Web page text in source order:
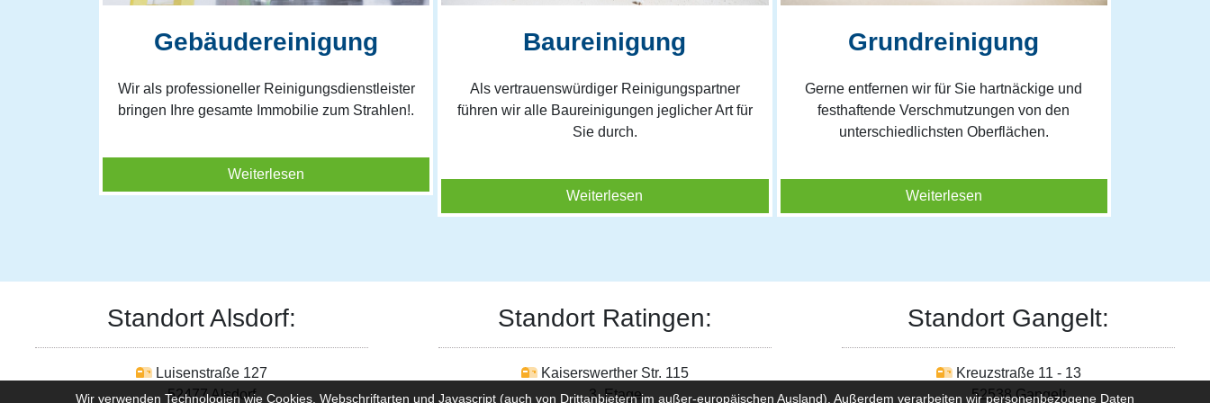
Gebäudereinigung
Wir als professioneller Reinigungsdienstleister
bringen Ihre gesamte Immobilie zum Strahlen!.
Weiterlesen
Baureinigung
Als vertrauenswürdiger Reinigungspartner
führen wir alle Baureinigungen jeglicher Art für
Sie durch.
Weiterlesen
Grundreinigung
Gerne entfernen wir für Sie hartnäckige und
festhaftende Verschmutzungen von den
unterschiedlichsten Oberflächen.
Weiterlesen
Standort Alsdorf:
Luisenstraße 127
52477 Alsdorf
Standort Ratingen:
Kaiserswerther Str. 115
3. Etage
Standort Gangelt:
Kreuzstraße 11 - 13
52538 Gangelt
Wir verwenden Technologien wie Cookies, Webschriftarten und Javascript (auch von Drittanbietern im außer-europäischen Ausland). Außerdem verarbeiten wir personenbezogene Daten